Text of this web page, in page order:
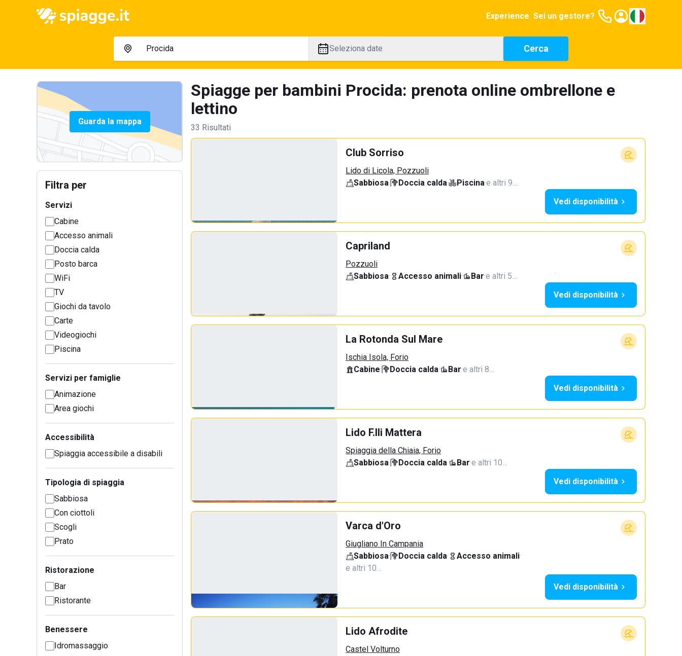
Experience Sei un gestore?
Seleziona date Cerca
Guarda la mappa
Filtra per
Servizi
Cabine
Accesso animali
Doccia calda
Posto barca
WiFi
TV
Giochi da tavolo
Carte
Videogiochi
Piscina
Servizi per famiglie
Animazione
Area giochi
Accessibilità
Spiaggia accessibile a disabili
Tipologia di spiaggia
Sabbiosa
Con ciottoli
Scogli
Prato
Ristorazione
Bar
Ristorante
Benessere
Idromassaggio
Spiagge per bambini Procida: prenota online ombrellone e
lettino
33 Risultati
Club Sorriso
Lido di Licola, Pozzuoli
Sabbiosa· Doccia calda· Piscina·e altri 9…
Vedi disponibilità
Capriland
Pozzuoli
Sabbiosa· Accesso animali· Bar·e altri 5…
Vedi disponibilità
La Rotonda Sul Mare
Ischia Isola, Forio
Cabine· Doccia calda· Bar·e altri 8…
Vedi disponibilità
Lido F.lli Mattera
Spiaggia della Chiaia, Forio
Sabbiosa· Doccia calda· Bar·e altri 10…
Vedi disponibilità
Varca d'Oro
Giugliano In Campania
Sabbiosa· Doccia calda· Accesso animali·
e altri 10…
Vedi disponibilità
Lido Afrodite
Castel Volturno